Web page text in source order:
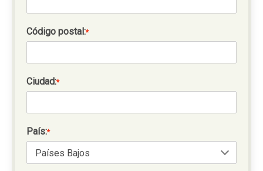
Código postal:*
Ciudad:*
País:*